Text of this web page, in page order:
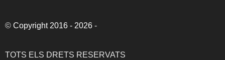
© Copyright 2016 - 2026 -
TOTS ELS DRETS RESERVATS